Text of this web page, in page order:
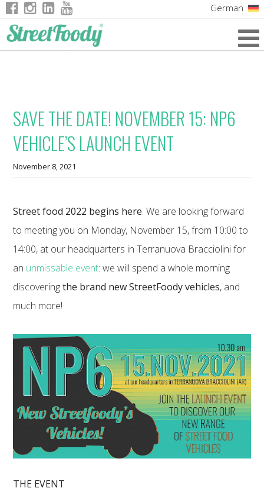
German
SAVE THE DATE! NOVEMBER 15: NP6
VEHICLE’S LAUNCH EVENT
November 8, 2021
Street food 2022 begins here. We are looking forward
to meeting you on Monday, November 15, from 10:00 to
14:00, at our headquarters in Terranuova Bracciolini for
an unmissable event: we will spend a whole morning
discoveringthe brand new StreetFoody vehicles, and
much more!
THE EVENT